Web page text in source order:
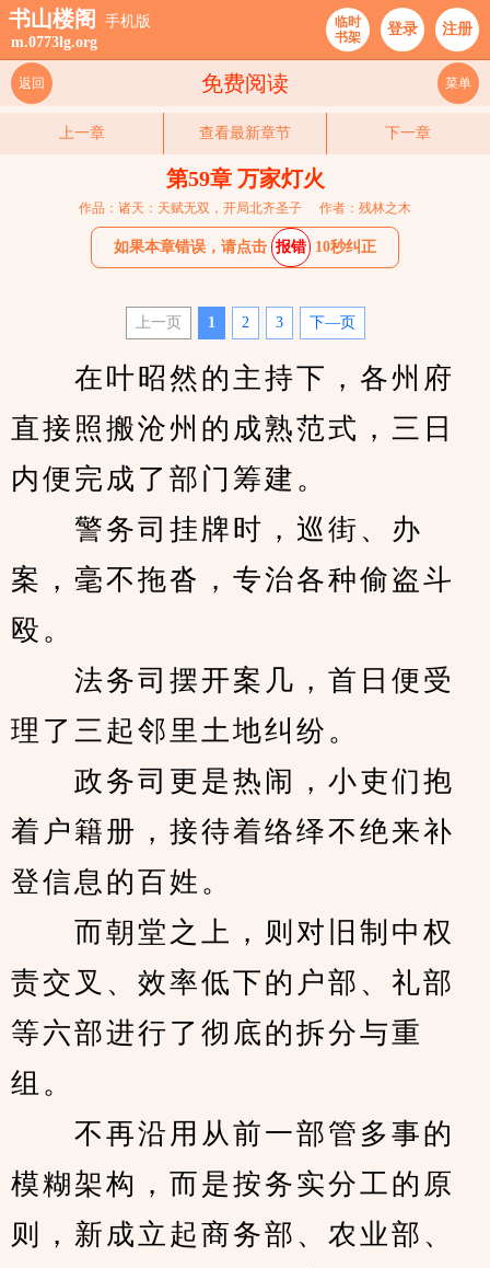
书山楼阁
手机版
m.0773lg.org
临时
书架
登录 注册
免费阅读
返回 菜单
上一章 查看最新章节 下一章
第59章 万家灯火
作品：诸天：天赋无双，开局北齐圣子 作者：残林之木
如果本章错误，请点击 报错 10秒纠正
上一页 1 2 3 下—页
在叶昭然的主持下，各州府
直接照搬沧州的成熟范式，三日
内便完成了部门筹建。
警务司挂牌时，巡街、办
案，毫不拖沓，专治各种偷盗斗
殴。
法务司摆开案几，首日便受
理了三起邻里土地纠纷。
政务司更是热闹，小吏们抱
着户籍册，接待着络绎不绝来补
登信息的百姓。
而朝堂之上，则对旧制中权
责交叉、效率低下的户部、礼部
等六部进行了彻底的拆分与重
组。
不再沿用从前一部管多事的
模糊架构，而是按务实分工的原
则，新成立起商务部、农业部、